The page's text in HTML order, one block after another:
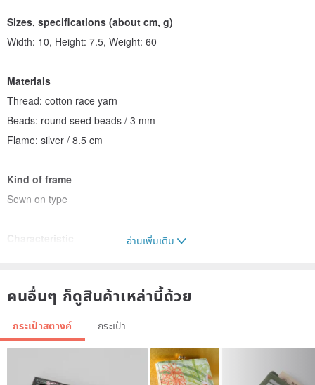
Sizes, specifications (about cm, g)
Width: 10, Height: 7.5, Weight: 60
Materials
Thread: cotton race yarn
Beads: round seed beads / 3 mm
Flame: silver / 8.5 cm
Kind of frame
Sewn on type
Characteristic
Maintain
Origin / manufacturing methods
Handmade in Japan
อ่านเพิ่มเติม
คนอื่นๆ ก็ดูสินค้าเหล่านี้ด้วย
กระเป๋าสตางค์ กระเป๋า